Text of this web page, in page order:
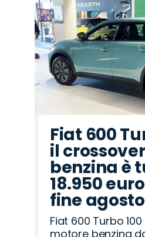
Promo
Opel
Promo
Omoda
Promo
Mazda
Promo
Abarth
Promo
Hyundai
Promo
Cupra
Promo
Jeep
Promo
Jaecoo
Promo
Lancia
Promo
Citroën
Promo
Fiat
Promo
Seat
Promo
Land
Rover
Promo
Alfa
Romeo
Promo
Peugeot
Fiat 600
il crossover
benzina è
18.950
fine
Fiat 600 Turbo
motore benzina